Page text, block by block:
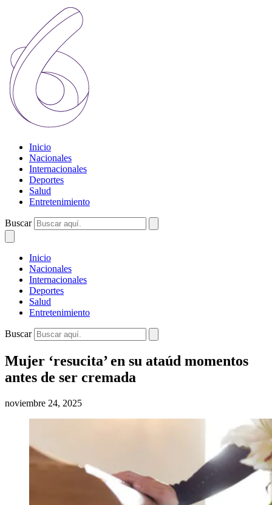
Inicio
Nacionales
Internacionales
Deportes
Salud
Entretenimiento
Buscar
Inicio
Nacionales
Internacionales
Deportes
Salud
Entretenimiento
Buscar
Mujer ‘resucita’ en su ataúd momentos
antes de ser cremada
noviembre 24, 2025